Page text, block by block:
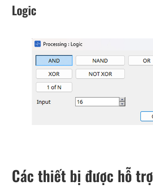
Logic
Các thiết bị được hỗ trợ